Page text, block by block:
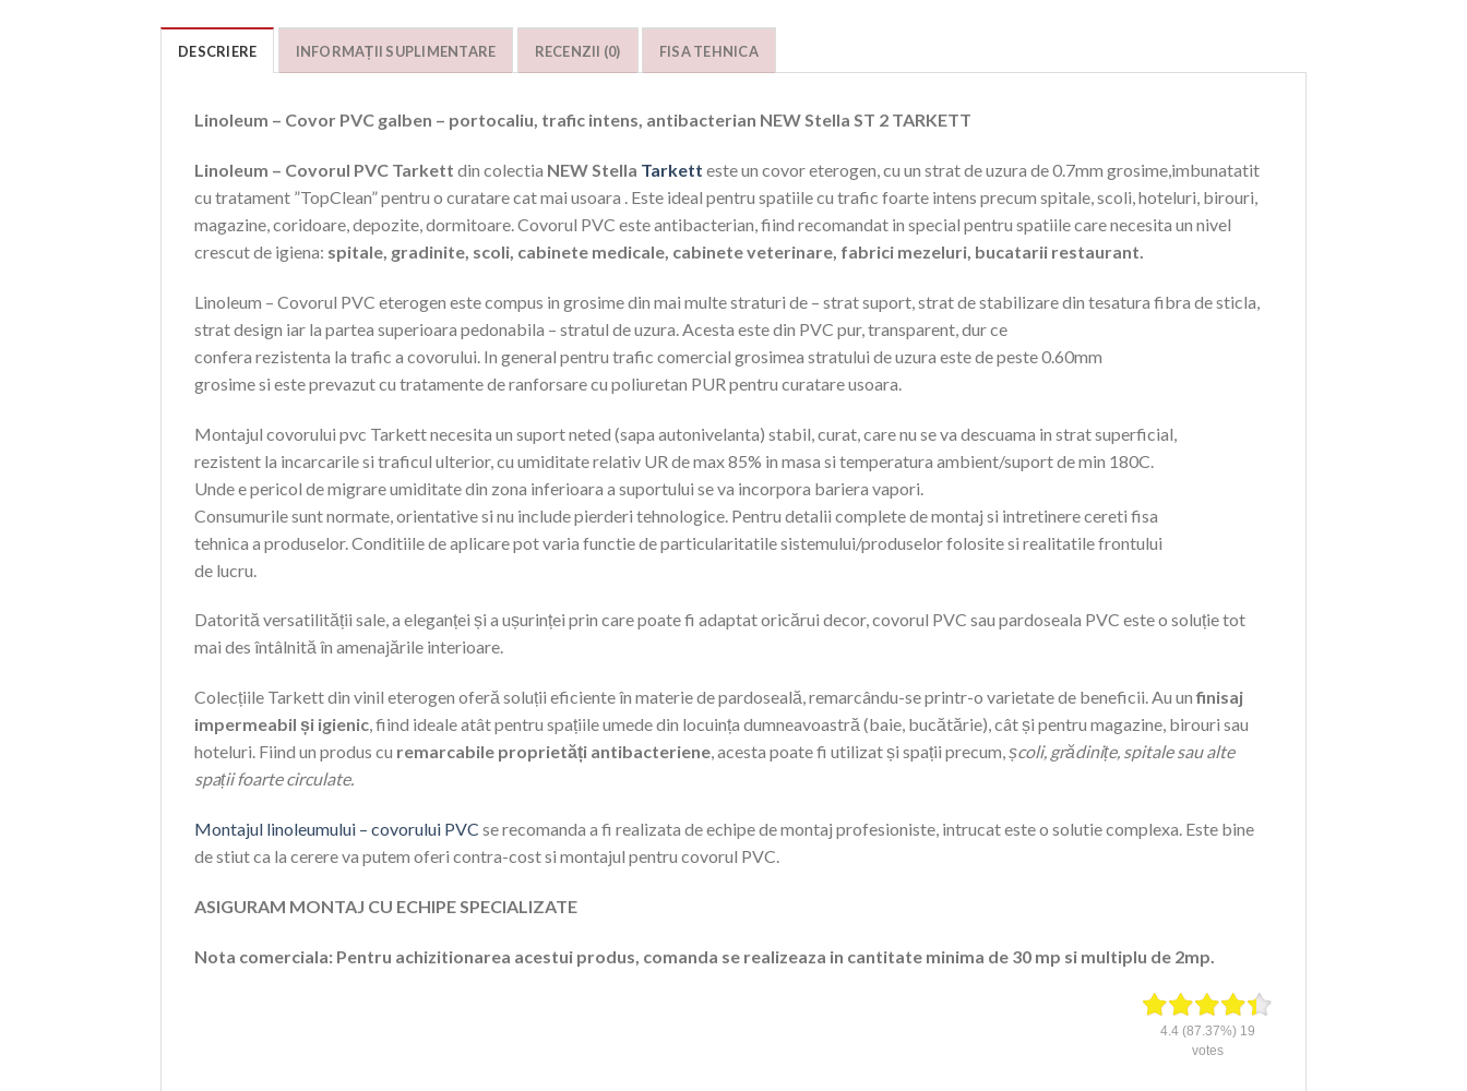
DESCRIERE INFORMAȚII SUPLIMENTARE RECENZII (0) FISA TEHNICA
Linoleum – Covor PVC galben – portocaliu, trafic intens, antibacterian NEW Stella ST 2 TARKETT
Linoleum – Covorul PVC Tarkett din colectia NEW Stella Tarkett este un covor eterogen, cu un strat de uzura de 0.7mm grosime,imbunatatit
cu tratament ”TopClean” pentru o curatare cat mai usoara . Este ideal pentru spatiile cu trafic foarte intens precum spitale, scoli, hoteluri, birouri,
magazine, coridoare, depozite, dormitoare. Covorul PVC este antibacterian, fiind recomandat in special pentru spatiile care necesita un nivel
crescut de igiena: spitale, gradinite, scoli, cabinete medicale, cabinete veterinare, fabrici mezeluri, bucatarii restaurant.
Linoleum – Covorul PVC eterogen este compus in grosime din mai multe straturi de – strat suport, strat de stabilizare din tesatura fibra de sticla,
strat design iar la partea superioara pedonabila – stratul de uzura. Acesta este din PVC pur, transparent, dur ce
confera rezistenta la trafic a covorului. In general pentru trafic comercial grosimea stratului de uzura este de peste 0.60mm
grosime si este prevazut cu tratamente de ranforsare cu poliuretan PUR pentru curatare usoara.
Montajul covorului pvc Tarkett necesita un suport neted (sapa autonivelanta) stabil, curat, care nu se va descuama in strat superficial,
rezistent la incarcarile si traficul ulterior, cu umiditate relativ UR de max 85% in masa si temperatura ambient/suport de min 180C.
Unde e pericol de migrare umiditate din zona inferioara a suportului se va incorpora bariera vapori.
Consumurile sunt normate, orientative si nu include pierderi tehnologice. Pentru detalii complete de montaj si intretinere cereti fisa
tehnica a produselor. Conditiile de aplicare pot varia functie de particularitatile sistemului/produselor folosite si realitatile frontului
de lucru.
Datorită versatilității sale, a eleganței și a ușurinței prin care poate fi adaptat oricărui decor, covorul PVC sau pardoseala PVC este o soluție tot
mai des întâlnită în amenajările interioare.
Colecțiile Tarkett din vinil eterogen oferă soluții eficiente în materie de pardoseală, remarcându-se printr-o varietate de beneficii. Au unfinisaj
impermeabil și igienic, fiind ideale atât pentru spațiile umede din locuința dumneavoastră (baie, bucătărie), cât și pentru magazine, birouri sau
hoteluri. Fiind un produs cu remarcabile proprietăți antibacteriene, acesta poate fi utilizat și spații precum,școli, grădinițe, spitale sau alte
spații foarte circulate.
Montajul linoleumului – covorului PVC se recomanda a fi realizata de echipe de montaj profesioniste, intrucat este o solutie complexa. Este bine
de stiut ca la cerere va putem oferi contra-cost si montajul pentru covorul PVC.
ASIGURAM MONTAJ CU ECHIPE SPECIALIZATE
Nota comerciala: Pentru achizitionarea acestui produs, comanda se realizeaza in cantitate minima de 30 mp si multiplu de 2mp.
4.4(87.37%) 19
votes